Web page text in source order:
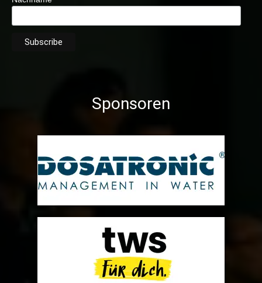
Sponsoren